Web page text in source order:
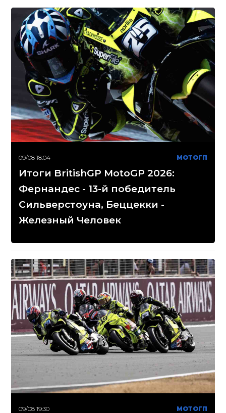
09/08 18:04 МОТОГП
Итоги BritishGP MotoGP 2026:
Фернандес - 13-й победитель
Сильверстоуна, Беццекки -
Железный Человек
09/08 19:30 МОТОГП